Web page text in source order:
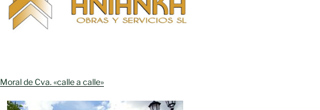
Moral de Cva. «calle a calle»